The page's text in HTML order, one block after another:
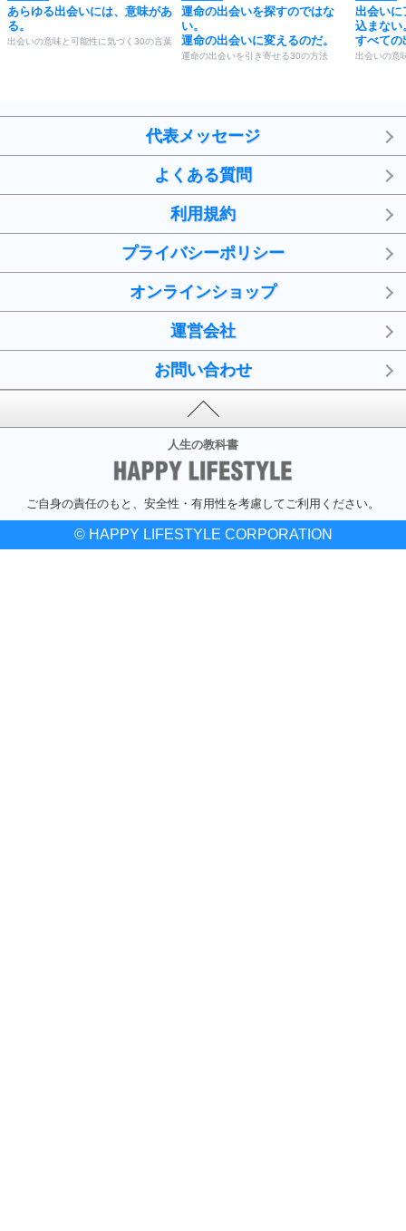
あらゆる出会いには、意味があ
る。
出会いの意味と可能性に気づく30の言葉
運命の出会いを探すのではな
い。
運命の出会いに変えるのだ。
運命の出会いを引き寄せる30の方法
出会いに
込まない
すべての
出会いの意
代表メッセージ
よくある質問
利用規約
プライバシーポリシー
オンラインショップ
運営会社
お問い合わせ
人生の教科書
ご自身の責任のもと、安全性・有用性を考慮してご利用ください。
© HAPPY LIFESTYLE CORPORATION